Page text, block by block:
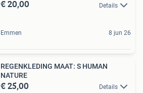
€ 20,00 Details
Emmen 8 jun 26
REGENKLEDING MAAT: S HUMAN
NATURE
€ 25,00 Details